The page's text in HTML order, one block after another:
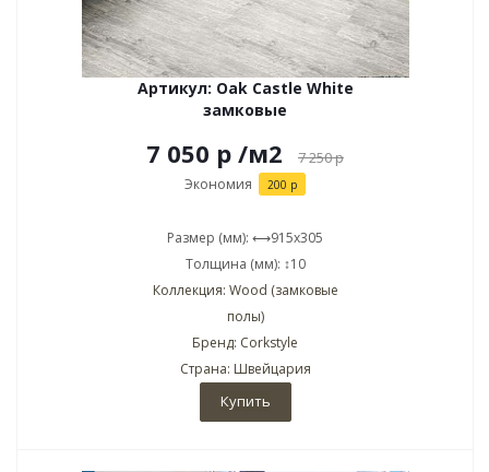
Артикул: Oak Castle White
замковые
7 050 р /м2 7 250р
Экономия 200 р
Размер (мм): ⟷915x305
Толщина (мм): ↕10
Коллекция: Wood (замковые
полы)
Бренд: Corkstyle
Страна: Швейцария
Купить